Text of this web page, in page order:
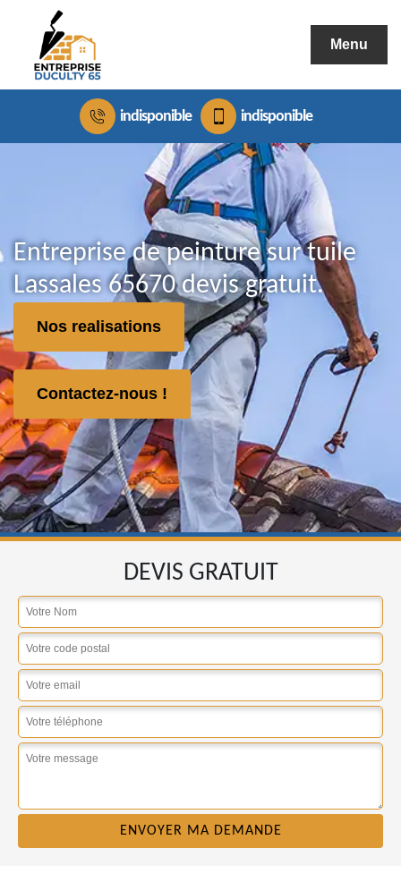
Menu
indisponible indisponible
Entreprise de peinture sur tuile
Lassales 65670 devis gratuit.
Nos realisations
Contactez-nous !
DEVIS GRATUIT